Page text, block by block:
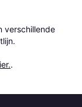
verschillende
.